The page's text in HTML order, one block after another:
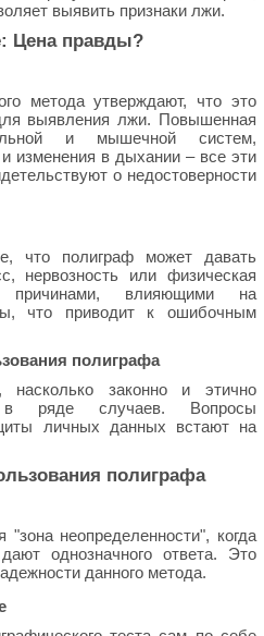
выявить признаки лжи.
Цена правды?
метода утверждают, что это
выявления лжи. Повышенная
и мышечной систем,
изменения в дыхании – все эти
о недостоверности
что полиграф может давать
нервозность или физическая
причинами, влияющими на
что приводит к ошибочным
полиграфа
законно и этично
в ряде случаев. Вопросы
личных данных встают на
полиграфа
неопределенности", когда
однозначного ответа. Это
данного метода.